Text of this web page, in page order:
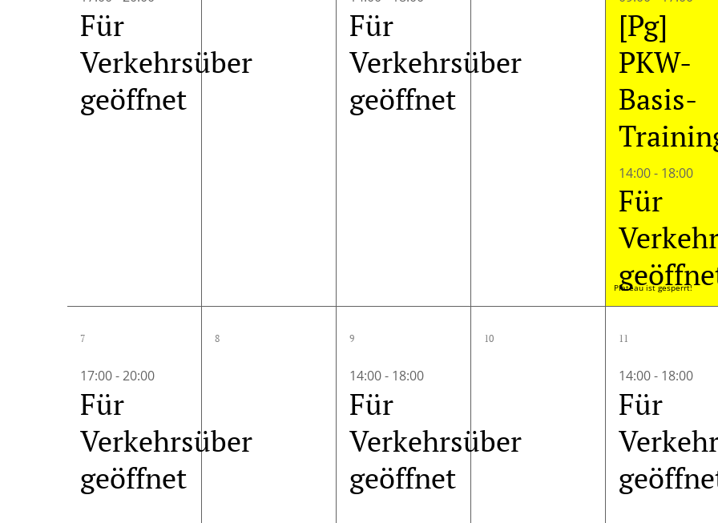
Für
Verkehrsüber
geöffnet
Für
Verkehrsüber
geöffnet
[Pg]
PKW-
Basis-
14:00- 18:00
Für
Plateau ist gesperrt!
1
Veranstaltung,
7
17:00-20:00
Für
Verkehrsüber
geöffnet
0
Veranstaltungen,
8
1
Veranstaltung,
9
14:00- 18:00
Für
Verkehrsüber
geöffnet
0
Veranstaltungen,
10
1
11
14:00- 18:00
Für